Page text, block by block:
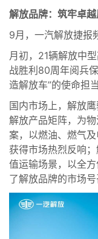
解放品牌：筑牢卓
9月，一汽解放捷报
月初，21辆解放中
战胜利80周年阅兵
造解放车”的使命担当
国内市场上，解放
解放产品矩阵，为
案，以燃油、燃气
获得市场热烈反响
值运输场景，以全
了解放品牌的市场号